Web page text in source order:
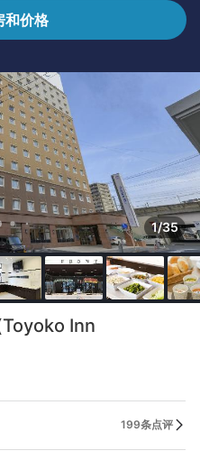
和价格
1/35
Inn
199条点评